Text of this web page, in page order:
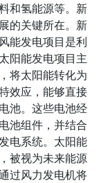
和氢能源等。新
的关键所在。新
能发电项目是利
阳能发电项目主
将太阳能转化为
效应，能够直接
池。这些电池经
池组件，并结合
电系统。太阳能
被视为未来能源
过风力发电机将